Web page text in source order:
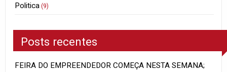
Politica (9)
Posts recentes
FEIRA DO EMPREENDEDOR COMEÇA NESTA SEMANA;